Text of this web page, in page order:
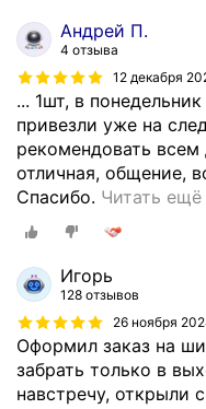
Андрей П.
4 отзыва
12 декабря
... 1шт, в
привезли уже на
рекомендовать
отличная, общение,
Спасибо. Читать ещёО
Игорь
128 отзывов
26 ноября
Оформил заказ на
забрать только в
навстречу, открыли